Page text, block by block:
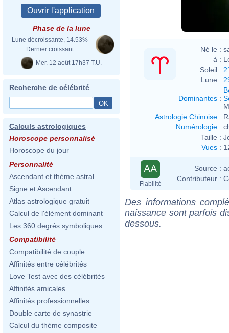
Phase de la lune
Lune décroissante, 14.53%
Dernier croissant
Mer. 12 août 17h37 T.U.
Recherche de célébrité
Calculs astrologiques
Horoscope personnalisé
Horoscope du jour
Personnalité
Ascendant et thème astral
Signe et Ascendant
Atlas astrologique gratuit
Calcul de l'élément dominant
Les 360 degrés symboliques
Compatibilité
Compatibilité de couple
Affinités entre célébrités
Love Test avec des célébrités
Affinités amicales
Affinités professionnelles
Double carte de synastrie
Calcul du thème composite
Né le :
à :
Soleil :
Lune :
Dominantes :
Astrologie Chinoise :
Numérologie :
Taille :
Vues :
AA
Fiabilité
Source :
Contributeur :
Des informations
naissance sont parfois
dessous.